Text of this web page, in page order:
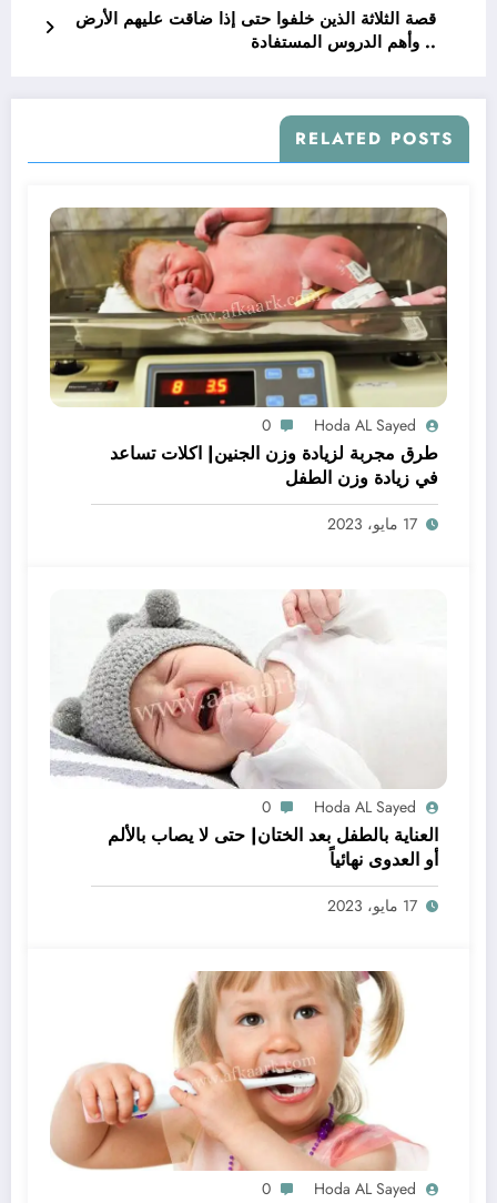
قصة الثلاثة الذين خلفوا حتى إذا ضاقت عليهم الأرض
.. وأهم الدروس المستفادة
RELATED POSTS
Hoda AL Sayed
0
طرق مجربة لزيادة وزن الجنين| اكلات تساعد
في زيادة وزن الطفل
17 مايو، 2023
Hoda AL Sayed
0
العناية بالطفل بعد الختان| حتى لا يصاب بالألم
أو العدوى نهائياً
17 مايو، 2023
Hoda AL Sayed
0